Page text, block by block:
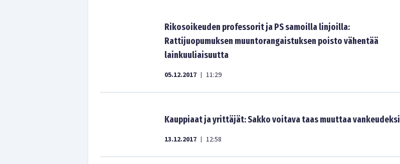
Rikosoikeuden professorit ja PS samoilla linjoilla:
Rattijuopumuksen muuntorangaistuksen poisto vähentää
lainkuuliaisuutta
05.12.2017 | 11:29
Kauppiaat ja yrittäjät: Sakko voitava taas muuttaa vankeudeksi
13.12.2017 | 12:58